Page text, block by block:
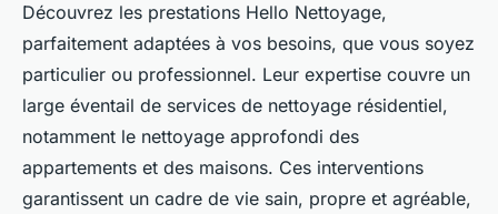
Découvrez les prestations Hello Nettoyage,
parfaitement adaptées à vos besoins, que vous soyez
particulier ou professionnel. Leur expertise couvre un
large éventail de services de nettoyage résidentiel,
notamment le nettoyage approfondi des
appartements et des maisons. Ces interventions
garantissent un cadre de vie sain, propre et agréable,